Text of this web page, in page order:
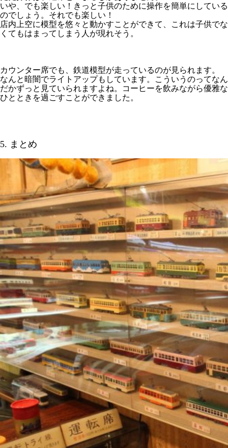
いや、でも楽しい！きっと子供のために操作を簡単にしている
のでしょう。それでも楽しい！
店内上空に模型を悠々と動かすことができて、これは子供でな
くてもはまってしまう人が現れそう。
カウンター席でも、鉄道模型が走っているのが見られます。
なんと暗闇でライトアップもしています。こういうのってなん
だかずっと見ていられますよね。コーヒーを飲みながら優雅な
ひとときを過ごすことができました。
5. まとめ